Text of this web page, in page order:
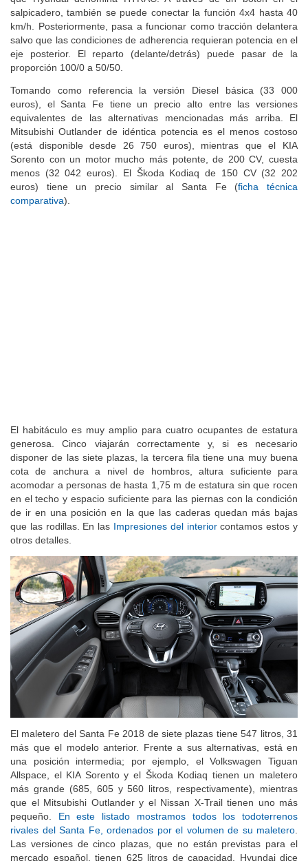
que Hyundai denomina HTRAC. A través de un botón en el
salpicadero, también se puede conectar la función 4x4 hasta 40
km/h. Posteriormente, pasa a funcionar como tracción delantera
salvo que las condiciones de adherencia requieran potencia en el
eje posterior. El reparto (delante/detrás) puede pasar de la
Tomando como referencia la versión Diesel básica (33 000
euros), el Santa Fe tiene un precio alto entre las versiones
equivalentes de las alternativas mencionadas más arriba. El
Mitsubishi Outlander de idéntica potencia es el menos costoso
(está disponible desde 26 750 euros), mientras que el KIA
Sorento con un motor mucho más potente, de 200 CV, cuesta
menos (32 042 euros). El Škoda Kodiaq de 150 CV (32 202
euros) tiene un precio similar al Santa Fe (
El habitáculo es muy amplio para cuatro ocupantes de estatura
generosa. Cinco viajarán correctamente y, si es necesario
disponer de las siete plazas, la tercera fila tiene una muy buena
cota de anchura a nivel de hombros, altura suficiente para
acomodar a personas de hasta 1,75 m de estatura sin que rocen
en el techo y espacio suficiente para las piernas con la condición
de ir en una posición en la que las caderas quedan más bajas
que las rodillas. En las
El maletero del Santa Fe 2018 de siete plazas tiene 547 litros, 31
más que el modelo anterior. Frente a sus alternativas, está en
una posición intermedia; por ejemplo, el Volkswagen Tiguan
Allspace, el KIA Sorento y el Škoda Kodiaq tienen un maletero
más grande (685, 605 y 560 litros, respectivamente), mientras
que el Mitsubishi Outlander y el Nissan X-Trail tienen uno más
pequeño. En este listado mostramos todos los todoterrenos
rivales del Santa Fe, ordenados por el volumen de su maletero.
Las versiones de cinco plazas, que no están previstas para el